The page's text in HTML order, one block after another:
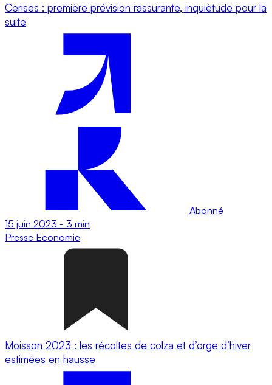
Cerises : première prévision rassurante, inquiètude pour la
suite
Abonné
15 juin 2023 - 3 min
Presse Economie
Moisson 2023 : les récoltes de colza et d’orge d’hiver
estimées en hausse